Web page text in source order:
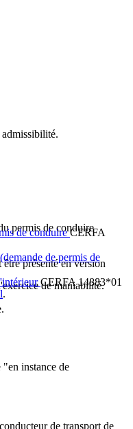
instance de
de transport de
de maniabilité.
permis de conduire
présenté en version
.
de conduireCERFA
de permis de
CERFA 14883*01